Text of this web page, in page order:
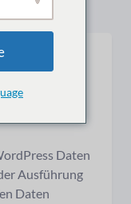
Daten
Ausführung
Daten